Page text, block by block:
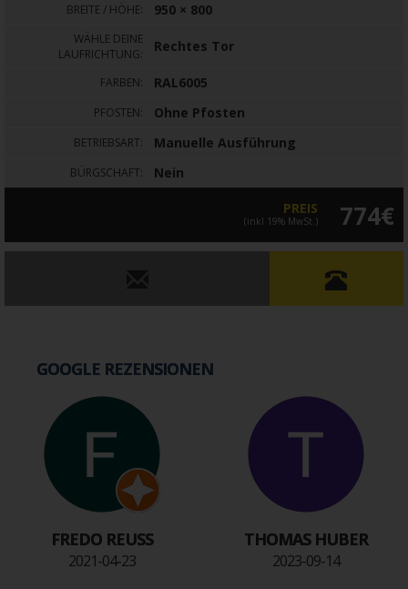
BREITE / HÖHE: 950 × 800
WÄHLE DEINE
LAUFRICHTUNG:
Rechtes Tor
FARBEN: RAL6005
PFOSTEN: Ohne Pfosten
BETRIEBSART: Manuelle Ausführung
BÜRGSCHAFT: Nein
PREIS
(inkl 19% MwSt.) 774€
GOOGLE REZENSIONEN
FREDO REUSS
2021-04-23
THOMAS HUBER
2023-09-14